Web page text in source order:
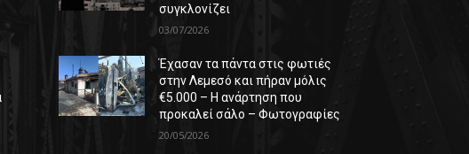
συγκλονίζει
03/07/2026
Έχασαν τα πάντα στις φωτιές
στην Λεμεσό και πήραν μόλις
€5.000 – Η ανάρτηση που
προκαλεί σάλο – Φωτογραφίες
20/05/2026